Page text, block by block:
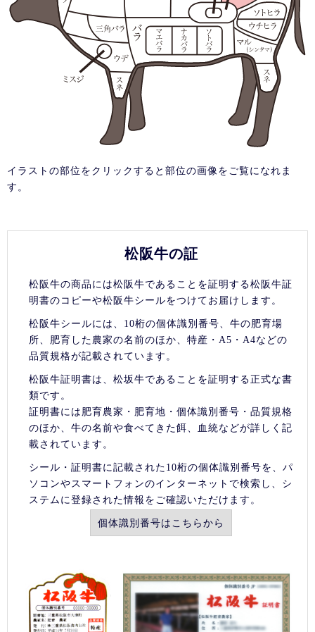
イラストの部位をクリックすると部位の画像をご覧になれま
す。
松阪牛の証
松阪牛の商品には松阪牛であることを証明する松阪牛証
明書のコピーや松阪牛シールをつけてお届けします。
松阪牛シールには、10桁の個体識別番号、牛の肥育場
所、肥育した農家の名前のほか、特産・A5・A4などの
品質規格が記載されています。
松阪牛証明書は、松坂牛であることを証明する正式な書
類です。
証明書には肥育農家・肥育地・個体識別番号・品質規格
のほか、牛の名前や食べてきた餌、血統などが詳しく記
載されています。
シール・証明書に記載された10桁の個体識別番号を、パ
ソコンやスマートフォンのインターネットで検索し、シ
ステムに登録された情報をご確認いただけます。
個体識別番号はこちらから